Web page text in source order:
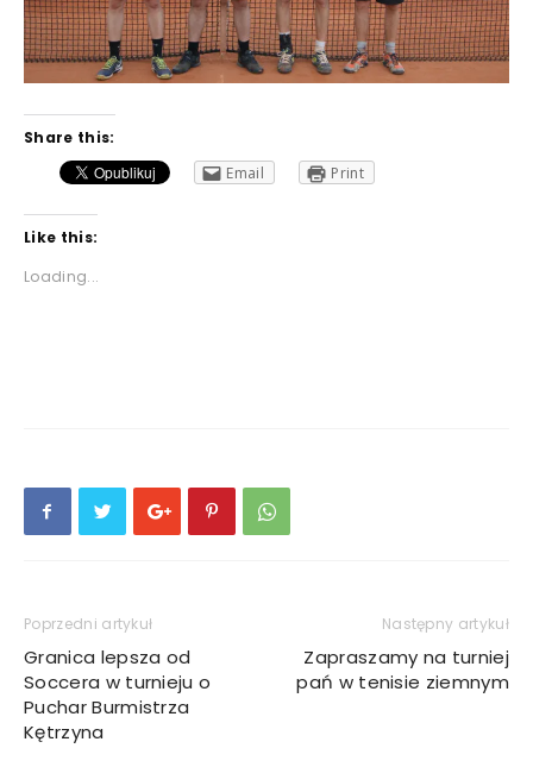
Share this:
Email
Print
Like this:
Loading...
Poprzedni artykuł
Granica lepsza od
Soccera w turnieju o
Puchar Burmistrza
Kętrzyna
Następny artykuł
Zapraszamy na turniej
pań w tenisie ziemnym